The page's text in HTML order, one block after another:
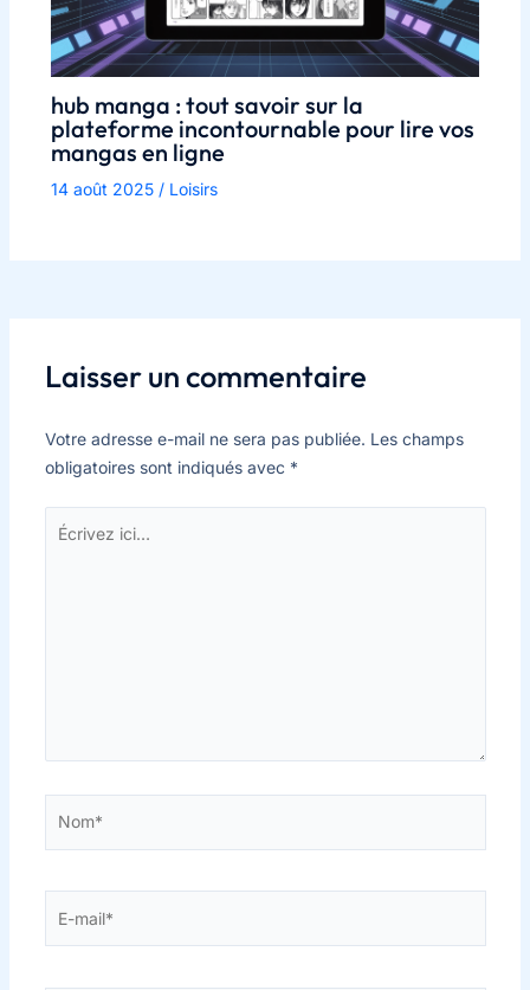
hub manga : tout savoir sur la
plateforme incontournable pour lire vos
mangas en ligne
14 août 2025 / Loisirs
Laisser un commentaire
Votre adresse e-mail ne sera pas publiée. Les champs
obligatoires sont indiqués avec *
Écrivez
mail*